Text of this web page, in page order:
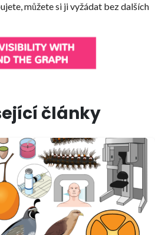
můžete si ji vyžádat bez dalších
články